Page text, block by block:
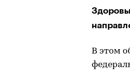
В этом